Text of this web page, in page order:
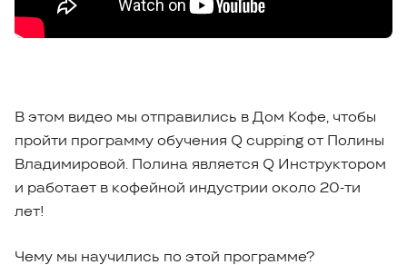
В этом видео мы отправились в Дом Кофе, чтобы
пройти программу обучения Q cupping от Полины
Владимировой. Полина является Q Инструктором
и работает в кофейной индустрии около 20-ти
лет!
Чему мы научились по этой программе?